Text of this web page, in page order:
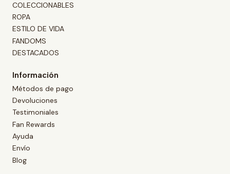
COLECCIONABLES
ROPA
ESTILO DE VIDA
FANDOMS
DESTACADOS
Información
Métodos de pago
Devoluciones
Testimoniales
Fan Rewards
Ayuda
Envío
Blog